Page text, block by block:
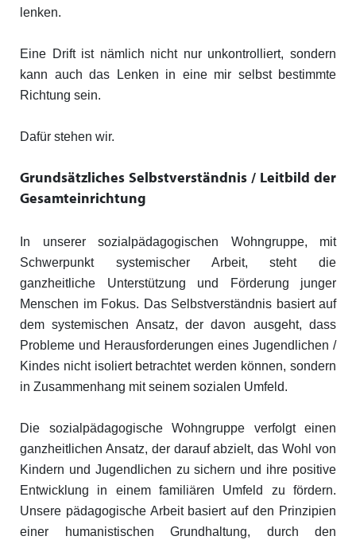
lenken.
Eine Drift ist nämlich nicht nur unkontrolliert, sondern
kann auch das Lenken in eine mir selbst bestimmte
Richtung sein.
Dafür stehen wir.
Grundsätzliches Selbstverständnis / Leitbild der
Gesamteinrichtung
In unserer sozialpädagogischen Wohngruppe, mit
Schwerpunkt systemischer Arbeit, steht die
ganzheitliche Unterstützung und Förderung junger
Menschen im Fokus. Das Selbstverständnis basiert auf
dem systemischen Ansatz, der davon ausgeht, dass
Probleme und Herausforderungen eines Jugendlichen /
Kindes nicht isoliert betrachtet werden können, sondern
in Zusammenhang mit seinem sozialen Umfeld.
Die sozialpädagogische Wohngruppe verfolgt einen
ganzheitlichen Ansatz, der darauf abzielt, das Wohl von
Kindern und Jugendlichen zu sichern und ihre positive
Entwicklung in einem familiären Umfeld zu fördern.
Unsere pädagogische Arbeit basiert auf den Prinzipien
einer humanistischen Grundhaltung, durch den